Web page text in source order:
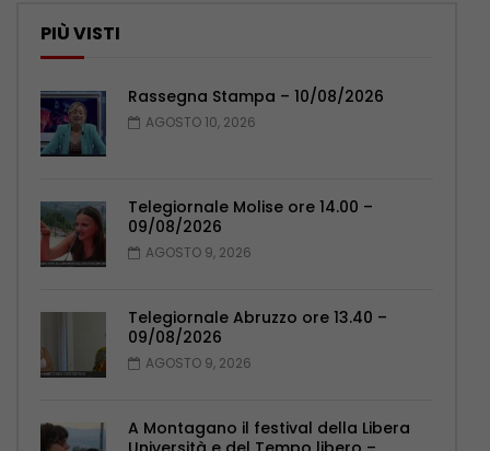
PIÙ VISTI
Rassegna Stampa – 10/08/2026
AGOSTO 10, 2026
Telegiornale Molise ore 14.00 –
09/08/2026
AGOSTO 9, 2026
Telegiornale Abruzzo ore 13.40 –
09/08/2026
AGOSTO 9, 2026
A Montagano il festival della Libera